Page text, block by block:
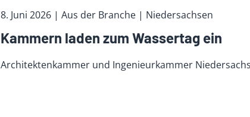
8. Juni 2026 | Aus der Branche | Niedersachsen
Kammern laden zum Wassertag ein
Architektenkammer und Ingenieurkammer